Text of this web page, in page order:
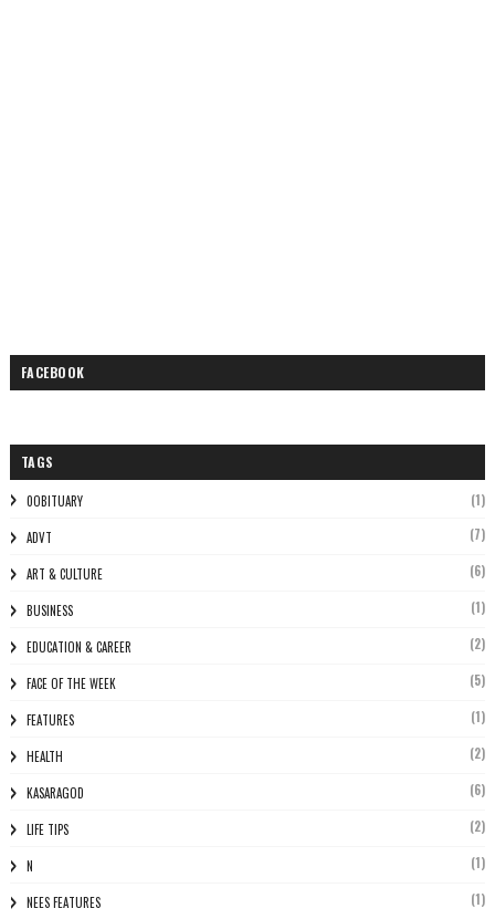
FACEBOOK
TAGS
0OBITUARY (1)
ADVT (7)
ART & CULTURE (6)
BUSINESS (1)
EDUCATION & CAREER (2)
FACE OF THE WEEK (5)
FEATURES (1)
HEALTH (2)
KASARAGOD (6)
LIFE TIPS (2)
N (1)
NEES FEATURES (1)